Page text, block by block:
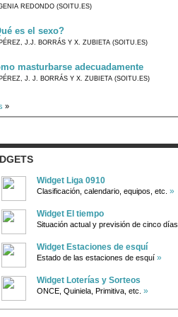
REDONDO (SOITU.ES)
es el sexo?
J.J. BORRÁS Y X. ZUBIETA (SOITU.ES)
masturbarse adecuadamente
J. J. BORRÁS Y X. ZUBIETA (SOITU.ES)
»
Widget Liga 0910
Clasificación, calendario, equipos, etc. »
Widget El tiempo
Situación actual y previsión de cinco días
Widget Estaciones de esquí
Estado de las estaciones de esquí »
Widget Loterías y Sorteos
ONCE, Quiniela, Primitiva, etc. »